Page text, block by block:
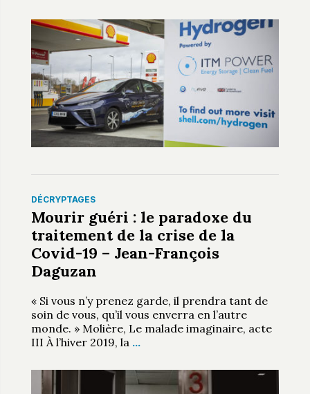
DÉCRYPTAGES
Mourir guéri : le paradoxe du
traitement de la crise de la
Covid-19 – Jean-François
Daguzan
« Si vous n’y prenez garde, il prendra tant de
soin de vous, qu’il vous enverra en l’autre
monde. » Molière, Le malade imaginaire, acte
III À l’hiver 2019, la …